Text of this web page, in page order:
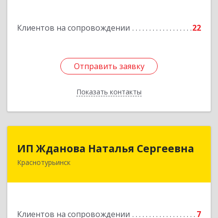
Клиентов на сопровождении 22
Отправить заявку
Показать контакты
Подробнее
Отправить заявку
Назад
ИП Жданова Наталья Сергеевна
Краснотурьинск
Клиентов на сопровождении 7